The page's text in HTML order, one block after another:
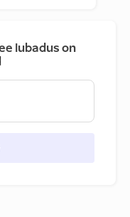
lubadus on